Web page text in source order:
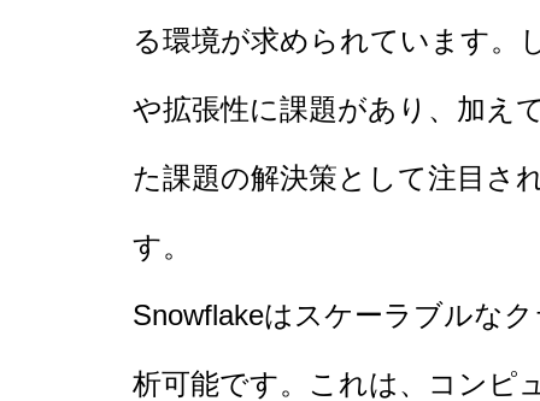
る環境が求められています。
や拡張性に課題があり、加え
た課題の解決策として注目さ
す。
Snowflakeはスケーラブルな
析可能です。これは、コンピ